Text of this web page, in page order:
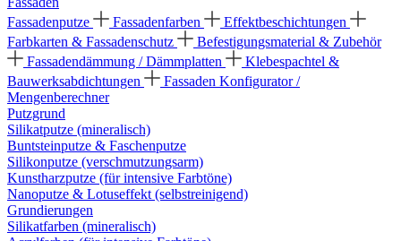
Fassadenputze
Fassadenfarben
Effektbeschichtungen
Farbkarten & Fassadenschutz
Befestigungsmaterial & Zubehör
Fassadendämmung / Dämmplatten
Klebespachtel &
Bauwerksabdichtungen
Fassaden Konfigurator /
Mengenberechner
Putzgrund
Silikatputze (mineralisch)
Buntsteinputze & Faschenputze
Silikonputze (verschmutzungsarm)
Kunstharzputze (für intensive Farbtöne)
Nanoputze & Lotuseffekt (selbstreinigend)
Grundierungen
Silikatfarben (mineralisch)